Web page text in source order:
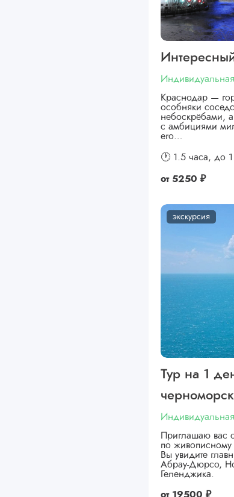
Краснодар —
особняки
небоскрёбами,
с амбициями
его…
🕐 1.5 часа, до 1
от 5250 ₽
экскурсия
Тур на 1
Приглашаю вас
по
Вы увидите
Абрау-Дюрсо,
Геленджика.
от 19500 ₽